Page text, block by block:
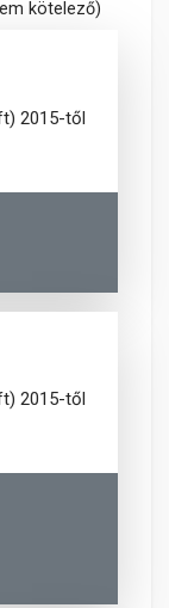
kötelező)
2015-től
2015-től